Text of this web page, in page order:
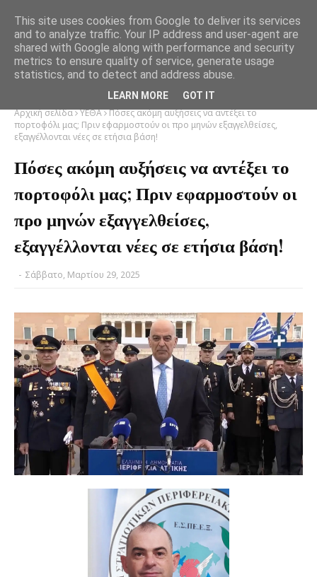
Αρχική σελίδα ΥΕΘΑ Πόσες ακόμη αυξήσεις να αντέξει το
πορτοφόλι μας; Πριν εφαρμοστούν οι προ μηνών εξαγγελθείσες,
εξαγγέλλονται νέες σε ετήσια βάση!
Πόσες ακόμη αυξήσεις να αντέξει το
πορτοφόλι μας; Πριν εφαρμοστούν οι
προ μηνών εξαγγελθείσες,
εξαγγέλλονται νέες σε ετήσια βάση!
- Σάββατο, Μαρτίου 29, 2025
This site uses cookies from Google to deliver its services
and to analyze traffic. Your IP address and user-agent are
shared with Google along with performance and security
metrics to ensure quality of service, generate usage
statistics, and to detect and address abuse.
LEARN MORE GOT IT